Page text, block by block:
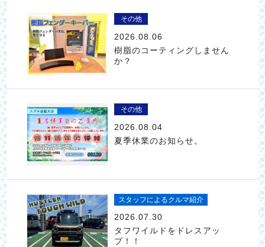
その他
2026.08.06
樹脂のコーティングしません
か？
その他
2026.08.04
夏季休業のお知らせ。
スタッフによるクルマ紹介
2026.07.30
タフワイルドをドレスアッ
プ！！